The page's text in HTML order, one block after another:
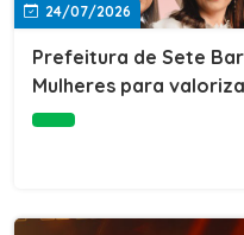
24/07/2026
Prefeitura de Sete
Mulheres para